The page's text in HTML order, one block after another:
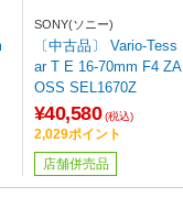
SONY(ソニー)
〔中古品〕 Vario-Tess
ar T E 16-70mm F4 ZA
OSS SEL1670Z
¥40,580 (税込)
2,029ポイント
店舗併売品